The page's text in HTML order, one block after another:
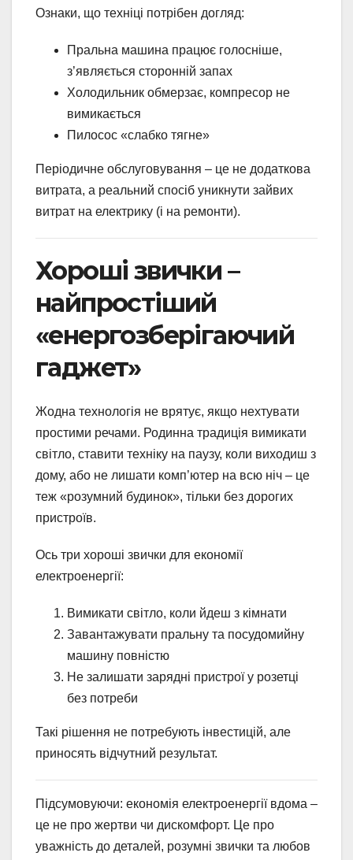
Ознаки, що техніці потрібен догляд:
Пральна машина працює голосніше,
з’являється сторонній запах
Холодильник обмерзає, компресор не
вимикається
Пилосос «слабко тягне»
Періодичне обслуговування – це не додаткова
витрата, а реальний спосіб уникнути зайвих
витрат на електрику (і на ремонти).
Хороші звички –
найпростіший
«енергозберігаючий
гаджет»
Жодна технологія не врятує, якщо нехтувати
простими речами. Родинна традиція вимикати
світло, ставити техніку на паузу, коли виходиш з
дому, або не лишати комп’ютер на всю ніч – це
теж «розумний будинок», тільки без дорогих
пристроїв.
Ось три хороші звички для економії
електроенергії:
Вимикати світло, коли йдеш з кімнати
Завантажувати пральну та посудомийну
машину повністю
Не залишати зарядні пристрої у розетці
без потреби
Такі рішення не потребують інвестицій, але
приносять відчутний результат.
Підсумовуючи: економія електроенергії вдома –
це не про жертви чи дискомфорт. Це про
уважність до деталей, розумні звички та любов